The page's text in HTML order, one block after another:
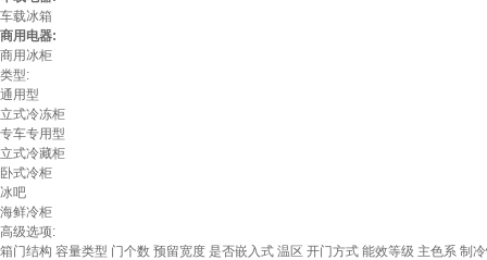
车载冰箱
商用电器:
商用冰柜
类型:
通用型
立式冷冻柜
专车专用型
立式冷藏柜
卧式冷柜
冰吧
海鲜冷柜
高级选项:
箱门结构 容量类型 门个数 预留宽度 是否嵌入式 温区 开门方式 能效等级 主色系 制